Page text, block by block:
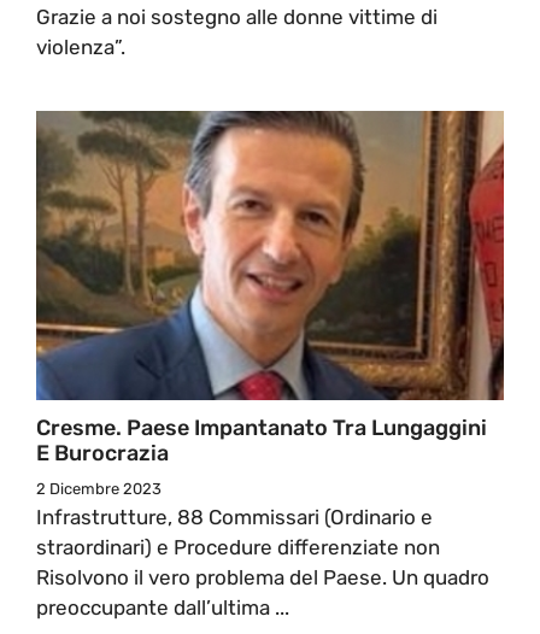
Grazie a noi sostegno alle donne vittime di
violenza”.
Cresme. Paese Impantanato Tra Lungaggini
E Burocrazia
2 Dicembre 2023
Infrastrutture, 88 Commissari (Ordinario e
straordinari) e Procedure differenziate non
Risolvono il vero problema del Paese. Un quadro
preoccupante dall’ultima ...